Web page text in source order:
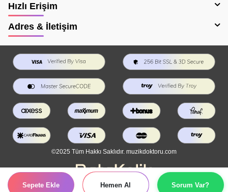
Sepete Ekle Hemen Al Sorum Var?
Hızlı Erişim
Adres & İletişim
©2025 Tüm Hakkı Saklıdır. muzikdoktoru.com